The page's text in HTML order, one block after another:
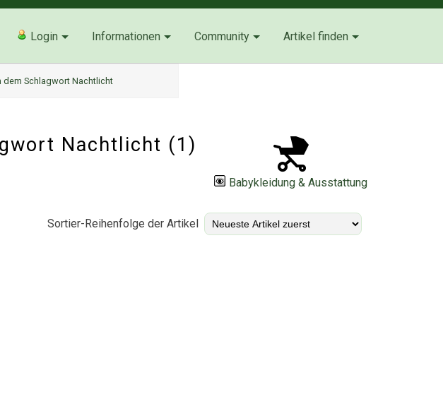
Login Informationen Community Artikel finden
dem Schlagwort Nachtlicht
Babykleidung & Ausstattung
Nachtlicht (1)
Sortier-Reihenfolge der Artikel